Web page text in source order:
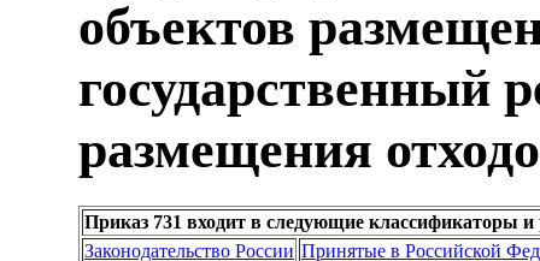
объектов
государственный
размещения
Приказ 731 входит в следующие классификаторы и
Законодательство России Принятые в Российской